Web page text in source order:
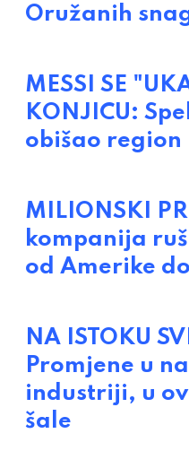
Oružanih
MESSI SE
KONJICU:
obišao region
MILIONSKI
kompanija
od Amerike
NA ISTOKU
Promjene u
industriji, u
šale